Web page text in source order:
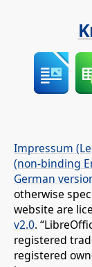
Impressum
(non-binding
German
otherwise
website are
v2.0.
registered
registered